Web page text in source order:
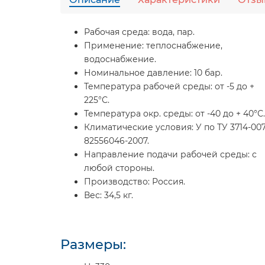
Рабочая среда: вода, пар.
Применение: теплоснабжение,
водоснабжение.
Номинальное давление: 10 бар.
Температура рабочей среды: от -5 до +
225°С.
Температура окр. среды: от -40 до + 40°С.
Климатические условия: У по ТУ 3714-
82556046-2007.
Направление подачи рабочей среды: с
любой стороны.
Производство: Россия.
Вес: 34,5 кг.
Размеры: